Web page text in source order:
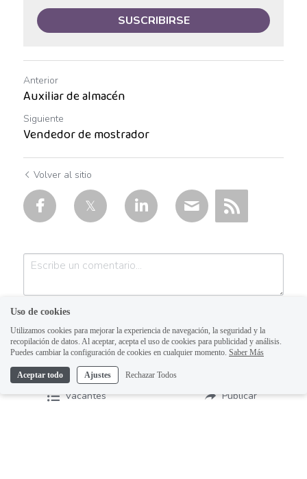
Auxiliar de Técnico
Auxiliar en mantenimiento
Auxiliar en sistemas
Auxiliar operativo de almacén
Avenida Ignacio
Avenida Vallarta
Ayudante de Mostrador
Ayudante de reparto
SUSCRIBIRSE
Anterior
Auxiliar de almacén
Siguiente
Vendedor de mostrador
Volver al sitio
Vacantes Publicar
Uso de cookies
Utilizamos cookies para mejorar la experiencia de navegación, la seguridad y la
recopilación de datos. Al aceptar, acepta el uso de cookies para publicidad y análisis.
Puedes cambiar la configuración de cookies en cualquier momento. Saber Más
Aceptar todo Ajustes Rechazar Todos